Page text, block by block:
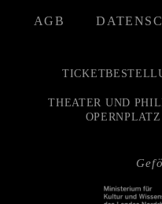
AGB
THEATER UND